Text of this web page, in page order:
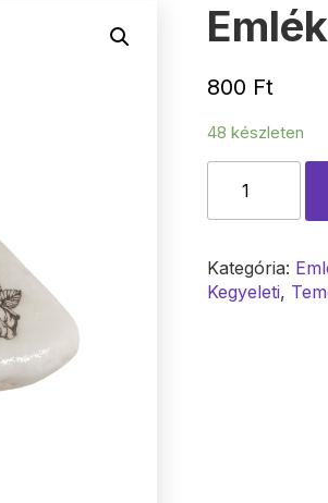
800 Ft
48 készleten
kavics
temetőbe
Kategória:
Kegyeleti,